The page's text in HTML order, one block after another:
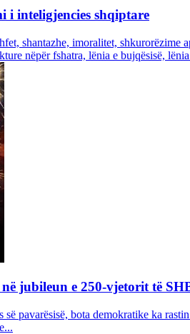
i inteligjencies shqiptare
shantazhe, imoralitet,
nëpër fshatra, lënia e bujqësisë,
jubileun e 250-vjetorit të
pavarësisë, bota demokratike ka